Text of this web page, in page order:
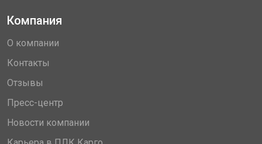
Компания
О компании
Контакты
Отзывы
Пресс-центр
Новости компании